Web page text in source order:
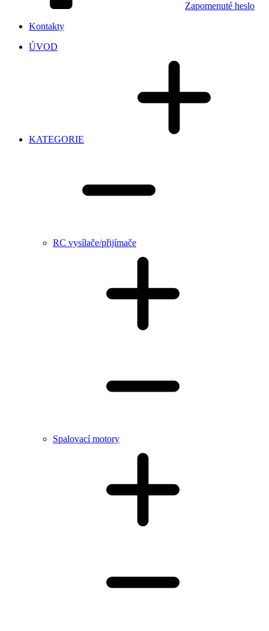
Zapomenuté heslo
Kontakty
ÚVOD
KATEGORIE
RC vysílače/přijímače
Spalovací motory